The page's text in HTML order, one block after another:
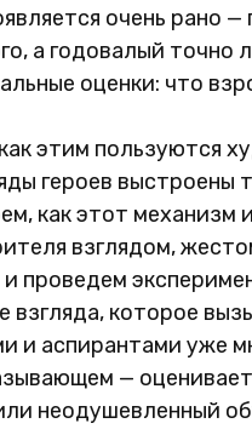
очень рано
а годовалый
оценки: что
этим пользуются
героев выстроены
как этот
взглядом,
проведем
которое
и аспирантами уже
—
неодушевленный